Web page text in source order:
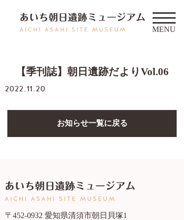
【季刊誌】朝日遺跡だよりVol.06
2022.11.20
お知らせ一覧に戻る
〒452-0932 愛知県清須市朝日貝塚1